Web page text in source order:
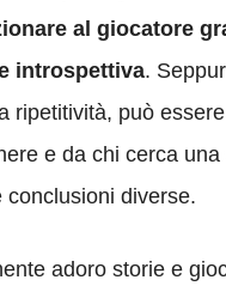
al giocatore
introspettiva.
ripetitività, può
e da chi cerca
conclusioni diverse.
adoro storie e